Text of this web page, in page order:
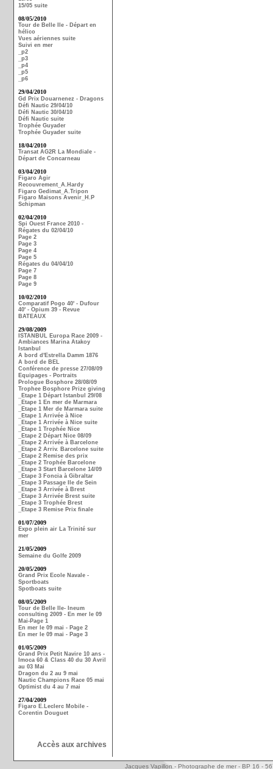
15/05 suite
08/05/2010
Tour de Belle Ile - Départ en
hélico
Vues aériennes suite
Suivi en mer
_p2
_p3
_p4
_p5
_p6
29/04/2010
Gd Prix Douarnenez - Dragons
Défi Nautic 29/04/10
Défi Nautic 30/04/10
Défi Nautic suite
Trophée Guyader
Trophée Guyader suite
18/04/2010
Transat AG2R La Mondiale -
Départ de Concarneau
03/04/2010
Figaro Agir
Recouvrement_A.Hardy
Figaro Gedimat_A.Tripon
Figaro Maisons Avenir_H.P
Schipman
02/04/2010
Spi Ouest France 2010 -
Régates du 02/04/10
Page 2
Page 3
Page 4
Page 5
Régates du 04/04/10
Page 7
Page 8
Page 9
10/02/2010
Comparatif Pogo 40' - Dufour
40' - Opium 39 - Revue
BATEAUX
29/08/2009
ISTANBUL Europa Race 2009 -
Ambiances Marina Atakoy
Istanbul
A bord d'Estrella Damm 1876
A bord de BEL
Conférence de presse 27/08/09
Equipages - Portraits
Prologue Bosphore 28/08/09
Trophee Bosphore Prize giving
_Etape 1 Départ Istanbul 29/08
_Etape 1 En mer de Marmara
_Etape 1 Mer de Marmara suite
_Etape 1 Arrivée à Nice
_Etape 1 Arrivée à Nice suite
_Etape 1 Trophée Nice
_Etape 2 Départ Nice 08/09
_Etape 2 Arrivée à Barcelone
_Etape 2 Arriv. Barcelone suite
_Etape 2 Remise des prix
_Etape 2 Trophée Barcelone
_Etape 3 Start Barcelone 14/09
_Etape 3 Foncia à Gibraltar
_Etape 3 Passage Ile de Sein
_Etape 3 Arrivée à Brest
_Etape 3 Arrivée Brest suite
_Etape 3 Trophée Brest
_Etape 3 Remise Prix finale
01/07/2009
Expo plein air La Trinité sur
mer
21/05/2009
Semaine du Golfe 2009
20/05/2009
Grand Prix Ecole Navale -
Sportboats
Spotboats suite
08/05/2009
Tour de Belle Ile- Ineum
consulting 2009 - En mer le 09
Mai-Page 1
En mer le 09 mai - Page 2
En mer le 09 mai - Page 3
01/05/2009
Grand Prix Petit Navire 10 ans -
Imoca 60 & Class 40 du 30 Avril
au 03 Mai
Dragon du 2 au 9 mai
Nautic Champions Race 05 mai
Optimist du 4 au 7 mai
27/04/2009
Figaro E.Leclerc Mobile -
Corentin Douguet
Accès aux archives
Jacques Vapillon - Photographe de mer - BP 16 -